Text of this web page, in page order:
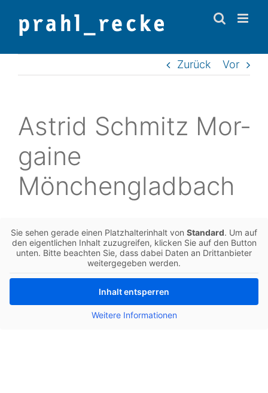
Inhalt
Zurück
Vor
Astrid Schmitz Mor­
gai­ne
Mönchengladbach
Sie sehen gerade einen Platz­hal­ter­in­halt von Stan­dard. Um auf
den eigent­li­chen Inhalt zuzu­grei­fen, kli­cken Sie auf den Button
unten. Bitte beach­ten Sie, dass dabei Daten an Dritt­an­bie­ter
wei­ter­ge­ge­ben werden.
Inhalt ent­sper­ren
Wei­te­re Infor­ma­tio­nen